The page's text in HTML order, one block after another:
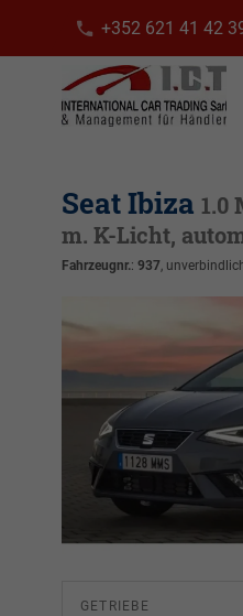
+352 621 41 42
Seat Ibiza 1.0
m. K-Licht,
Fahrzeugnr.: 937 ,
GETRIEBE